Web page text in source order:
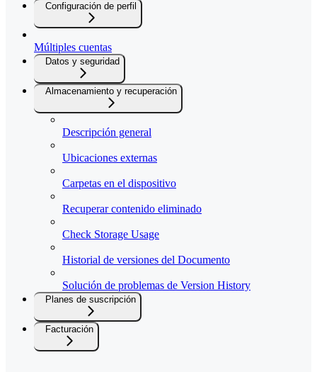
Configuración de perfil
Múltiples cuentas
Datos y seguridad
Almacenamiento y recuperación
Descripción general
Ubicaciones externas
Carpetas en el dispositivo
Recuperar contenido eliminado
Check Storage Usage
Historial de versiones del Documento
Solución de problemas de Version History
Planes de suscripción
Facturación